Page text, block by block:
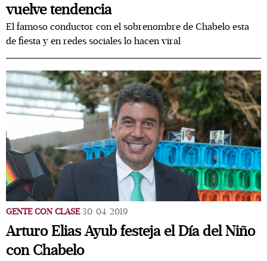
vuelve tendencia
El famoso conductor con el sobrenombre de Chabelo esta
de fiesta y en redes sociales lo hacen viral
GENTE CON CLASE 30/04/2019
Arturo Elias Ayub festeja el Día del Niño
con Chabelo